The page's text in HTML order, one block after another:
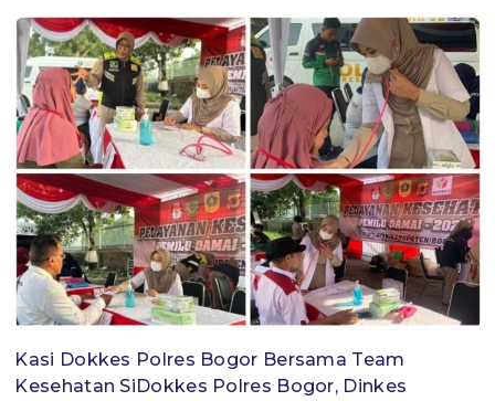
Kasi Dokkes Polres Bogor Bersama Team
Kesehatan SiDokkes Polres Bogor, Dinkes